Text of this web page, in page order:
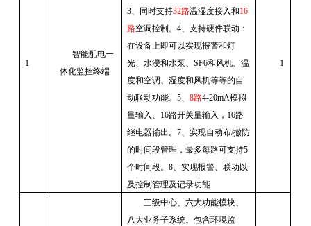
1
智能配电一
体化监控终端
3、同时支持32路温湿度接入和16
路空调控制。4、支持硬件联动：
在设备上即可以实现报警和灯
光、水浸和水泵、SF6和风机、温
度和空调、湿度和风机等等的自
动联动功能。5、8路4-20mA模拟
量输入、 16路开关量输入， 16路
继电器输出。7、实现自动布/撤防
的时间段管理，最多每路可支持5
个时间段。8、实现报警、联动以
及控制管理及记录功能
1
三级中心、六大功能模块、
八大业务子系统。包含环境监